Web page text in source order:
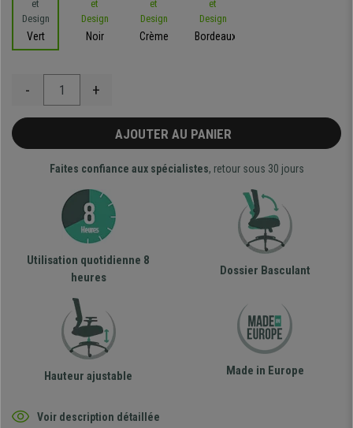
Vert Noir Crème Bordeaux
- +
AJOUTER AU PANIER
Faites confiance aux spécialistes, retour sous 30 jours
Utilisation quotidienne 8
heures
Dossier Basculant
Hauteur ajustable Made in Europe
Voir description détaillée